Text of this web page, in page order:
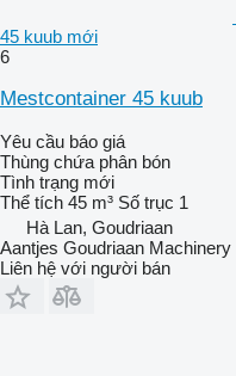
45 kuub mới
6
Mestcontainer 45 kuub
Yêu cầu báo giá
Thùng chứa phân bón
Tình trạng mới
Thể tích 45 m³ Số trục 1
Hà Lan, Goudriaan
Aantjes Goudriaan Machinery
Liên hệ với người bán